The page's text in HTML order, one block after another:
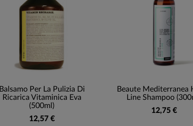
Balsamo Per La Pulizia Di
Ricarica Vitaminica Eva
(500ml)
12,57 €
Beaute Mediterranea
Line Shampoo
12,75 €